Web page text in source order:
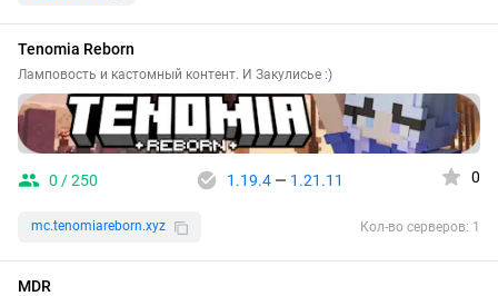
Tenomia Reborn
Ламповость и кастомный контент. И Закулисье :)
0 / 250 1.19.4— 1.21.11 0
mc.tenomiareborn.xyz Кол-во серверов: 1
MDR